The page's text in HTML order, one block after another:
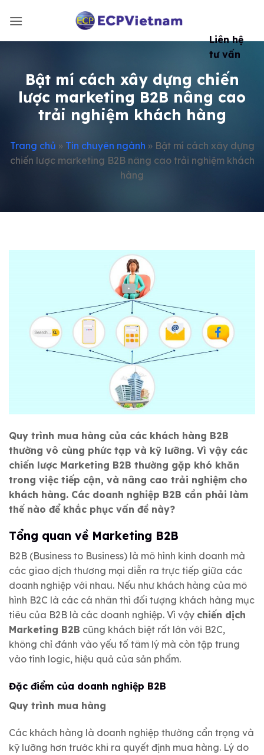
qua
Liên hệ
tư vấn
Bật mí cách xây dựng chiến
lược marketing B2B nâng cao
trải nghiệm khách hàng
Trang chủ » Tin chuyên ngành » Bật mí cách xây dựng
chiến lược marketing B2B nâng cao trải nghiệm khách
hàng
Quy trình mua hàng của các khách hàng B2B
thường vô cùng phức tạp và kỹ lưỡng. Vì vậy các
chiến lược Marketing B2B thường gặp khó khăn
trong việc tiếp cận, và nâng cao trải nghiệm cho
khách hàng. Các doanh nghiệp B2B cần phải làm
thế nào để khắc phục vấn đề này?
Tổng quan về Marketing B2B
B2B (Business to Business) là mô hình kinh doanh mà
các giao dịch thương mại diễn ra trực tiếp giữa các
doanh nghiệp với nhau. Nếu như khách hàng của mô
hình B2C là các cá nhân thì đối tượng khách hàng mục
tiêu của B2B là các doanh nghiệp. Vì vậy chiến dịch
Marketing B2B cũng khách biệt rất lớn với B2C,
không chỉ đánh vào yếu tố tâm lý mà còn tập trung
vào tính logic, hiệu quả của sản phẩm.
Đặc điểm của doanh nghiệp B2B
Quy trình mua hàng
Các khách hàng là doanh nghiệp thường cẩn trọng và
kỹ lưỡng hơn trước khi ra quyết định mua hàng. Lý do